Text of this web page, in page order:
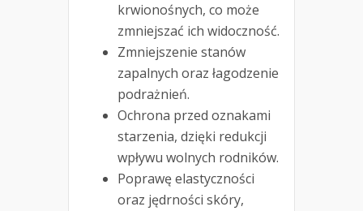
krwionośnych, co może
zmniejszać ich widoczność.
Zmniejszenie stanów
zapalnych oraz łagodzenie
podrażnień.
Ochrona przed oznakami
starzenia, dzięki redukcji
wpływu wolnych rodników.
Poprawę elastyczności
oraz jędrności skóry,